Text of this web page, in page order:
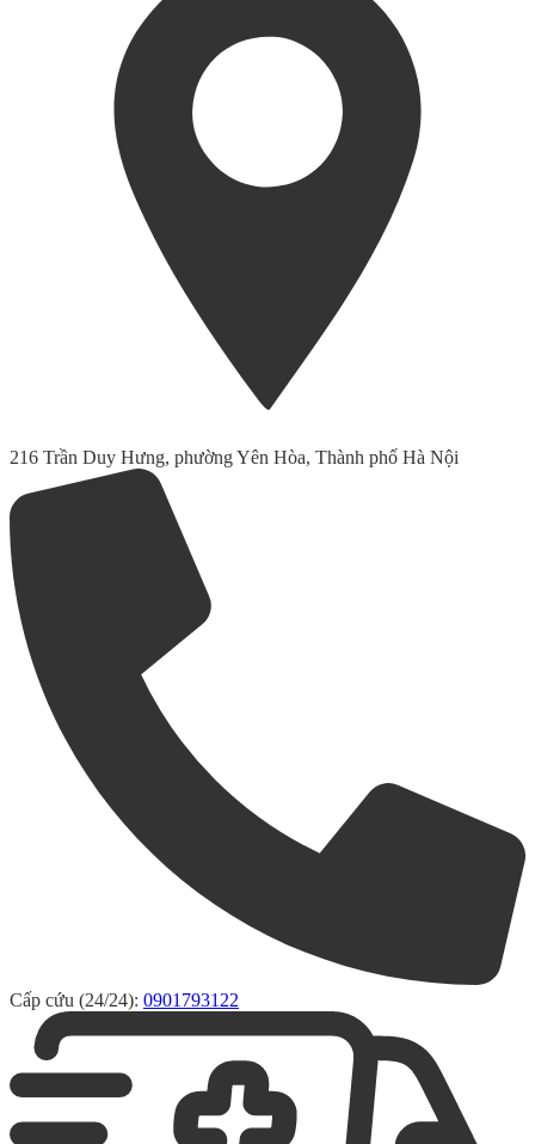
216 Trần Duy Hưng, phường Yên Hòa, Thành phố Hà Nội
Cấp cứu (24/24): 0901793122